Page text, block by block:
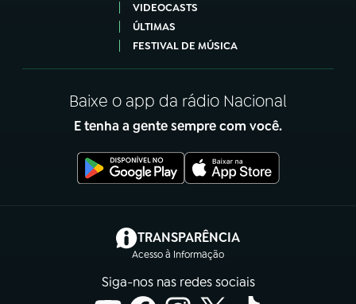
VIDEOCASTS
ÚLTIMAS
FESTIVAL DE MÚSICA
Baixe o app da rádio Nacional
E tenha a gente sempre com você.
TRANSPARÊNCIA
Acesso à Informação
(abre em nova aba)
Siga-nos nas redes sociais